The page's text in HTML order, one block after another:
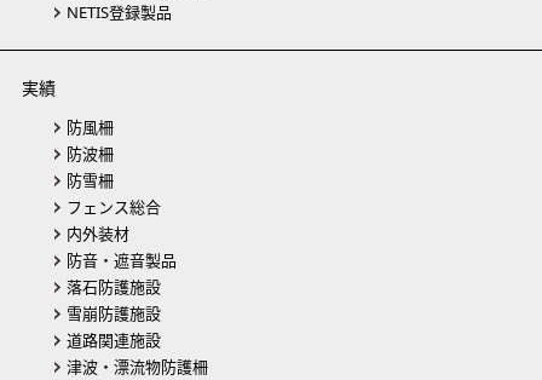
NETIS登録製品
実績
防風柵
防波柵
防雪柵
フェンス総合
内外装材
防音・遮音製品
落石防護施設
雪崩防護施設
道路関連施設
津波・漂流物防護柵